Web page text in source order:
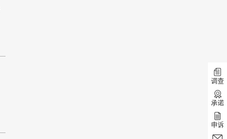
调查
承诺
申诉